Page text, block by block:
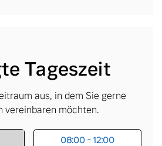
Tageszeit
aus, in dem Sie gerne
vereinbaren möchten.
08:00 - 12:00